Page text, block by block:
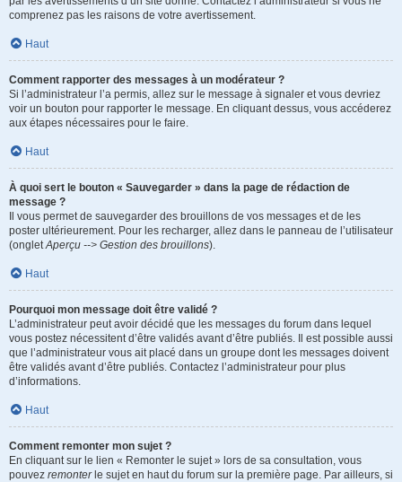
comprenez pas les raisons de votre avertissement.
Haut
Comment rapporter des messages à un modérateur ?
Si l’administrateur l’a permis, allez sur le message à signaler et vous devriez
voir un bouton pour rapporter le message. En cliquant dessus, vous accéderez
aux étapes nécessaires pour le faire.
Haut
À quoi sert le bouton « Sauvegarder » dans la page de rédaction de
message ?
Il vous permet de sauvegarder des brouillons de vos messages et de les
poster ultérieurement. Pour les recharger, allez dans le panneau de l’utilisateur
(ongletAperçu --> Gestion des brouillons).
Haut
Pourquoi mon message doit être validé ?
L’administrateur peut avoir décidé que les messages du forum dans lequel
vous postez nécessitent d’être validés avant d’être publiés. Il est possible aussi
que l’administrateur vous ait placé dans un groupe dont les messages doivent
être validés avant d’être publiés. Contactez l’administrateur pour plus
d’informations.
Haut
Comment remonter mon sujet ?
En cliquant sur le lien « Remonter le sujet » lors de sa consultation, vous
pouvez remonterle sujet en haut du forum sur la première page. Par ailleurs, si